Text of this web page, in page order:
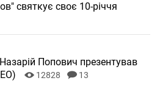
святкує своє 10-річчя
Попович презентував
12828 13